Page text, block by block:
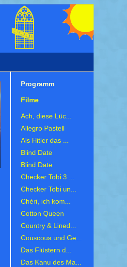
Programm
Filme
Ach, diese Lüc...
Allegro Pastell
Als Hitler das ...
Blind Date
Blind Date
Checker Tobi 3 ...
Checker Tobi un...
Chéri, ich kom...
Cotton Queen
Country & Lined...
Couscous und Ge...
Das Flüstern d...
Das Kanu des Ma...